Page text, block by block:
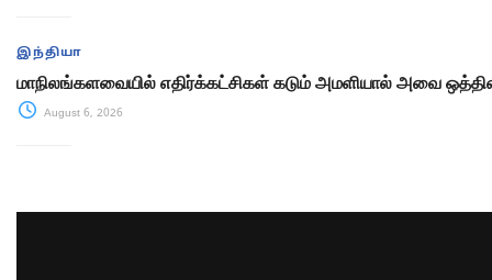
இந்தியா
மாநிலங்களவையில் எதிர்க்கட்சிகள் கடும் அமளியால் அவை
August 6, 2026